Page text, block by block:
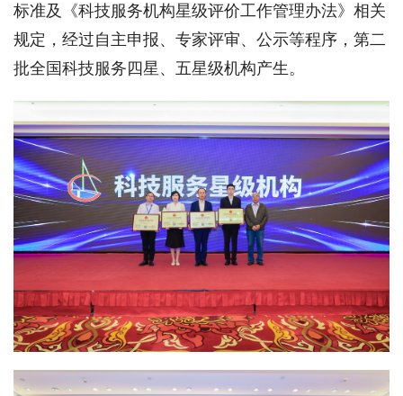
标准及《科技服务机构星级评价工作管理办法》相关
规定，经过自主申报、专家评审、公示等程序，第二
批全国科技服务四星、五星级机构产生。